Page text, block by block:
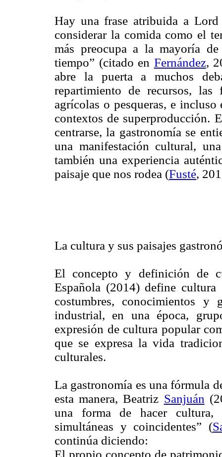
Hay una frase atribuida a
considerar la comida como el
más preocupa a la mayoría
tiempo” (citado en Fernández,
abre la puerta a muchos
repartimiento de recursos, las
agrícolas o pesqueras, e
contextos de superproducción.
centrarse, la gastronomía se
una manifestación cultural,
también una experiencia
paisaje que nos rodea (Fusté,
La cultura y sus paisajes
El concepto y definición de
Española (2014) define
costumbres, conocimientos y
industrial, en una época,
expresión de cultura popular
que se expresa la vida
culturales.
La gastronomía es una fórmula
esta manera, Beatriz Sanjuán
una forma de hacer
simultáneas y coincidentes” (
continúa diciendo:
El propio concepto de